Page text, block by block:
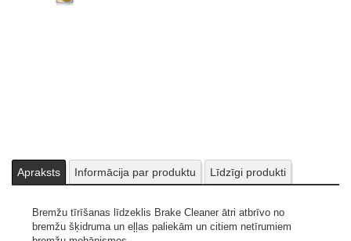
Apraksts Informācija par produktu Līdzīgi produkti
Bremžu tīrīšanas līdzeklis Brake Cleaner ātri atbrīvo no
bremžu šķidruma un eļļas paliekām un citiem netīrumiem